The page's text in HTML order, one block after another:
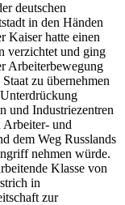
deutschen
in den Händen
Kaiser hatte einen
verzichtet und ging
Arbeiterbewegung
zu übernehmen
und Industriezentren
Arbeiter- und
dem Weg Russlands
nehmen würde.
Klasse von
in
zur